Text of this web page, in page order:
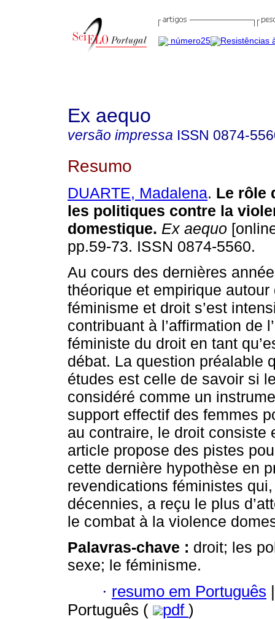
Ex aequo
versão impressa ISSN 0874-
Resumo
DUARTE, Madalena. Le rôle
les politiques contre la
domestique. Ex aequo
pp.59-73. ISSN 0874-5560.
Au cours des dernières
théorique et empirique autour
féminisme et droit s’est
contribuant à l’affirmation de
féministe du droit en tant
débat. La question préalable
études est celle de savoir si
considéré comme un
support effectif des femmes
au contraire, le droit consiste
article propose des pistes
cette dernière hypothèse en
revendications féministes
décennies, a reçu le plus
le combat à la violence
Palavras-chave : droit; les
sexe; le féminisme.
· resumo em Português |
Português (
pdf )